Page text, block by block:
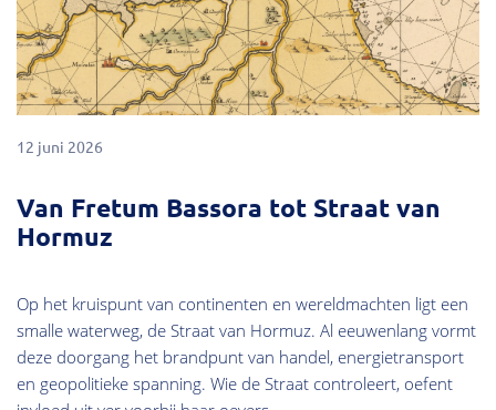
12 juni 2026
Van Fretum Bassora tot Straat van
Hormuz
Op het kruispunt van continenten en wereldmachten ligt een
smalle waterweg, de Straat van Hormuz. Al eeuwenlang vormt
deze doorgang het brandpunt van handel, energietransport
en geopolitieke spanning. Wie de Straat controleert, oefent